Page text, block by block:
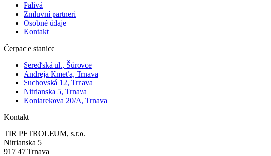
Palivá
Zmluvní partneri
Osobné údaje
Kontakt
Čerpacie stanice
Sereďská ul., Šúrovce
Andreja Kmeťa, Trnava
Suchovská 12, Trnava
Nitrianska 5, Trnava
Koniarekova 20/A, Trnava
Kontakt
TIR PETROLEUM, s.r.o.
Nitrianska 5
917 47 Trnava